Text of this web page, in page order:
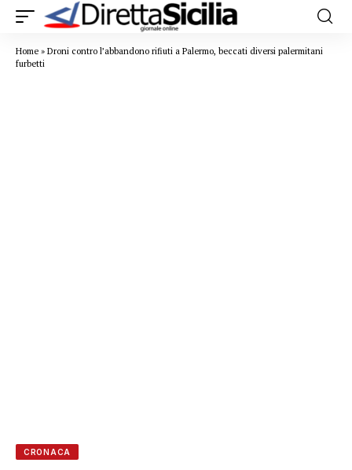
Home » Droni contro l’abbandono rifiuti a Palermo, beccati diversi palermitani
furbetti
CRONACA